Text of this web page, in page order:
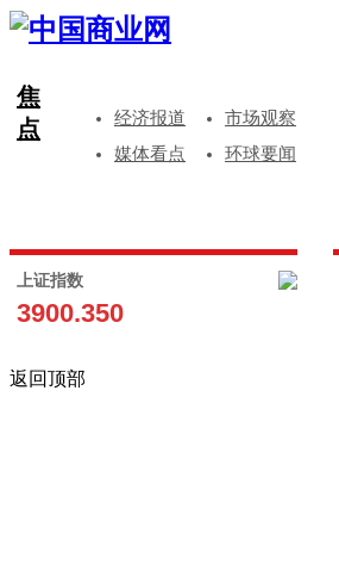
焦
点
经济报道
市场观察
媒体看点
环球要闻
上证指数
3900.350
返回顶部